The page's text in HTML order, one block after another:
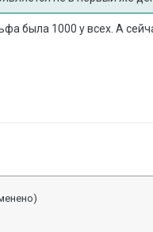
была 1000 у всех. А